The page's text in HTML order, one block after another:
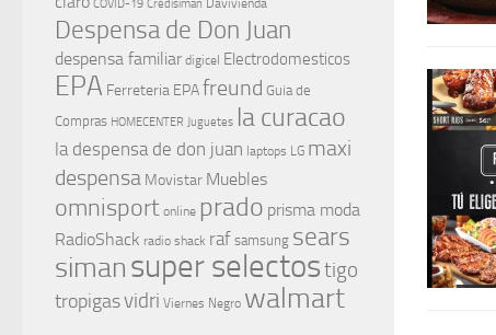
COVID-19 Credisiman Davivienda
Despensa de Don Juan
despensa familiar digicel Electrodomesticos
EPA Ferreteria EPAfreund Guia de
Compras HOMECENTER Juguetes la curacao
la despensa de don juan laptops LG maxi
despensa Movistar Muebles
omnisport online prado prisma moda
RadioShack radio shack raf samsung sears
simansuper selectostigo
tropigasvidri Viernes Negro walmart